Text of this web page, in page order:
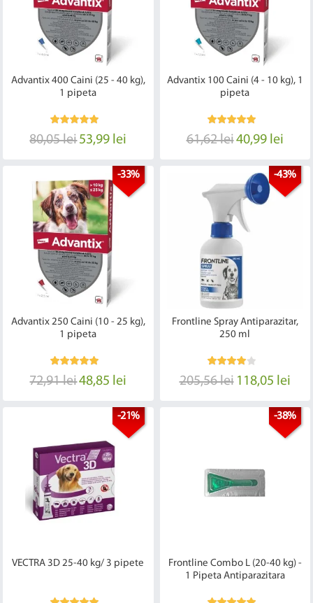
Advantix 400 Caini (25 - 40 kg),
1 pipeta
80,05 lei53,99 lei
Advantix 100 Caini (4 - 10 kg), 1
pipeta
61,62 lei40,99 lei
-33%
Advantix 250 Caini (10 - 25 kg),
1 pipeta
72,91 lei48,85 lei
-43%
Frontline Spray Antiparazitar,
250 ml
205,56 lei 118,05 lei
-21%
VECTRA 3D 25-40 kg/ 3 pipete
-38%
Frontline Combo L (20-40 kg) -
1 Pipeta Antiparazitara